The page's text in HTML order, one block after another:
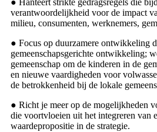
● Hanteert strikte gedragsregels die
verantwoordelijkheid voor de impact
milieu, consumenten, werknemers,
● Focus op duurzamere ontwikkeling
gemeenschapsgerichte ontwikkeling;
gemeenschap om de kinderen in de
en nieuwe vaardigheden voor
de betrokkenheid bij de lokale
● Richt je meer op de mogelijkheden
die voortvloeien uit het integreren van
waardepropositie in de strategie.